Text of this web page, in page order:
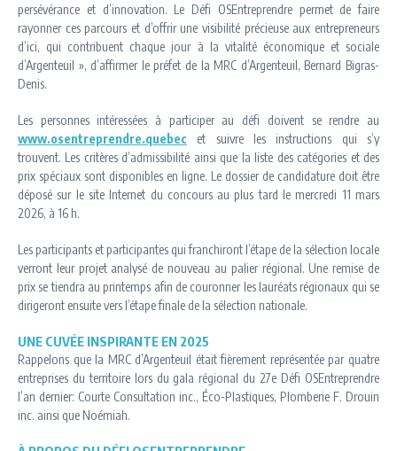
persévérance et d’innovation. Le Défi OSEntreprendre permet de faire
rayonner ces parcours et d’offrir une visibilité précieuse aux entrepreneurs
d’ici, qui contribuent chaque jour à la vitalité économique et sociale
d’Argenteuil », d’affirmer le préfet de la MRC d’Argenteuil, Bernard Bigras-
Denis.
Les personnes intéressées à participer au défi doivent se rendre au
www.osentreprendre.quebec et suivre les instructions qui s’y
trouvent. Les critères d’admissibilité ainsi que la liste des catégories et des
prix spéciaux sont disponibles en ligne. Le dossier de candidature doit être
déposé sur le site Internet du concours au plus tard le mercredi 11 mars
2026, à 16 h.
Les participants et participantes qui franchiront l’étape de la sélection locale
verront leur projet analysé de nouveau au palier régional. Une remise de
prix se tiendra au printemps afin de couronner les lauréats régionaux qui se
dirigeront ensuite vers l’étape finale de la sélection nationale.
UNE CUVÉE INSPIRANTE EN 2025
Rappelons que la MRC d’Argenteuil était fièrement représentée par quatre
entreprises du territoire lors du gala régional du 27e Défi OSEntreprendre
l’an dernier: Courte Consultation inc., Éco-Plastiques, Plomberie F. Drouin
inc. ainsi que Noémiah.